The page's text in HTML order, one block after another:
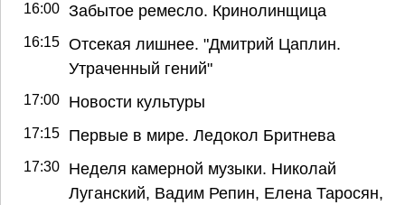
16:00 Забытое ремесло. Кринолинщица
16:15 Отсекая лишнее. "Дмитрий Цаплин.
Утраченный гений"
17:00 Новости культуры
17:15 Первые в мире. Ледокол Бритнева
17:30
Неделя камерной музыки. Николай
Луганский, Вадим Репин, Елена Таросян,